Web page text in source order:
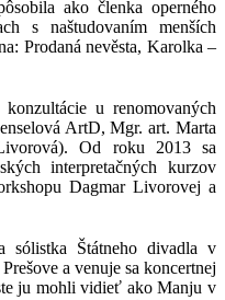
ako členka operného
s naštudovaním menších
Prodaná nevěsta, Karolka –
u renomovaných
ArtD, Mgr. art. Marta
Od roku 2013 sa
interpretačných kurzov
Dagmar Livorovej a
sólistka Štátneho divadla v
a venuje sa koncertnej
ju mohli vidieť ako Manju v